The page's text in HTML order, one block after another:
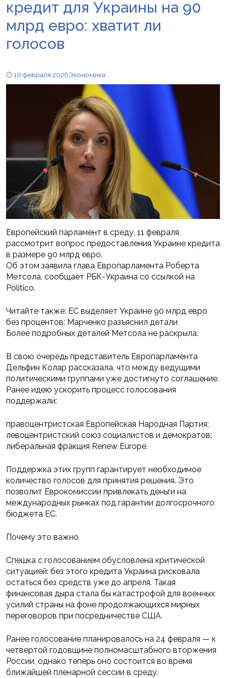
кредит для Украины на 90
млрд евро: хватит ли
голосов
10 февраля 2026Экономика
Европейский парламент в среду, 11 февраля,
рассмотрит вопрос предоставления Украине кредита
в размере 90 млрд евро.
Об этом заявила глава Европарламента Роберта
Метсола, сообщает РБК-Украина со ссылкой на
Politico.
Читайте также: ЕС выделяет Украине 90 млрд евро
без процентов: Марченко разъяснил детали
Более подробных деталей Метсола не раскрыла.
В свою очередь представитель Европарламента
Дельфин Колар рассказала, что между ведущими
политическими группами уже достигнуто соглашение.
Ранее идею ускорить процесс голосования
поддержали:
правоцентристская Европейская Народная Партия;
левоцентристский союз социалистов и демократов;
либеральная фракция Renew Europe.
Поддержка этих групп гарантирует необходимое
количество голосов для принятия решения. Это
позволит Еврокомиссии привлекать деньги на
международных рынках под гарантии долгосрочного
бюджета ЕС.
Почему это важно
Спешка с голосованием обусловлена ​​критической
ситуацией: без этого кредита Украина рисковала
остаться без средств уже до апреля. Такая
финансовая дыра стала бы катастрофой для военных
усилий страны на фоне продолжающихся мирных
переговоров при посредничестве США.
Ранее голосование планировалось на 24 февраля — к
четвертой годовщине полномасштабного вторжения
России, однако теперь оно состоится во время
ближайшей пленарной сессии в среду.